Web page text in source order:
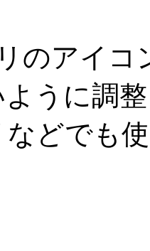
のアイ
うに調
などでも